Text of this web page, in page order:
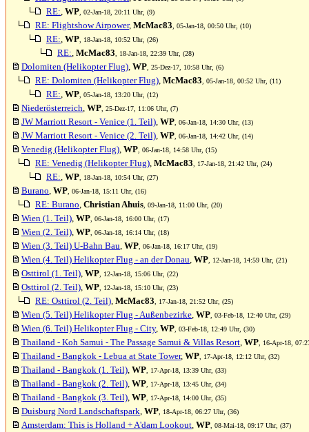
RE:, WP , 02-Jan-18, 20:11 Uhr, (9)
RE: Flightshow Airpower, McMac83 , 05-Jan-18, 00:50 Uhr, (10)
RE:, WP , 18-Jan-18, 10:52 Uhr, (26)
RE:, McMac83 , 18-Jan-18, 22:39 Uhr, (28)
Dolomiten (Helikopter Flug), WP , 25-Dez-17, 10:58 Uhr, (6)
RE: Dolomiten (Helikopter Flug), McMac83 , 05-Jan-18, 00:52 Uhr, (11)
RE:, WP , 05-Jan-18, 13:20 Uhr, (12)
Niederösterreich, WP , 25-Dez-17, 11:06 Uhr, (7)
JW Marriott Resort - Venice (1. Teil), WP , 06-Jan-18, 14:30 Uhr, (13)
JW Marriott Resort - Venice (2. Teil), WP , 06-Jan-18, 14:42 Uhr, (14)
Venedig (Helikopter Flug), WP , 06-Jan-18, 14:58 Uhr, (15)
RE: Venedig (Helikopter Flug), McMac83 , 17-Jan-18, 21:42 Uhr, (24)
RE:, WP , 18-Jan-18, 10:54 Uhr, (27)
Burano, WP , 06-Jan-18, 15:11 Uhr, (16)
RE: Burano, Christian Ahuis , 09-Jan-18, 11:00 Uhr, (20)
Wien (1. Teil), WP , 06-Jan-18, 16:00 Uhr, (17)
Wien (2. Teil), WP , 06-Jan-18, 16:14 Uhr, (18)
Wien (3. Teil) U-Bahn Bau, WP , 06-Jan-18, 16:17 Uhr, (19)
Wien (4. Teil) Helikopter Flug - an der Donau, WP , 12-Jan-18, 14:59 Uhr, (21)
Osttirol (1. Teil), WP , 12-Jan-18, 15:06 Uhr, (22)
Osttirol (2. Teil), WP , 12-Jan-18, 15:10 Uhr, (23)
RE: Osttirol (2. Teil), McMac83 , 17-Jan-18, 21:52 Uhr, (25)
Wien (5. Teil) Helikopter Flug - Außenbezirke, WP , 03-Feb-18, 12:40 Uhr, (29)
Wien (6. Teil) Helikopter Flug - City, WP , 03-Feb-18, 12:49 Uhr, (30)
Thailand - Koh Samui - The Passage Samui & Villas Resort, WP , 16-Apr-18,
Thailand - Bangkok - Lebua at State Tower, WP , 17-Apr-18, 12:12 Uhr, (32)
Thailand - Bangkok (1. Teil), WP , 17-Apr-18, 13:39 Uhr, (33)
Thailand - Bangkok (2. Teil), WP , 17-Apr-18, 13:45 Uhr, (34)
Thailand - Bangkok (3. Teil), WP , 17-Apr-18, 14:00 Uhr, (35)
Duisburg Nord Landschaftspark, WP , 18-Apr-18, 06:27 Uhr, (36)
Amsterdam: This is Holland + A'dam Lookout, WP , 08-Mai-18, 09:17 Uhr, (37)